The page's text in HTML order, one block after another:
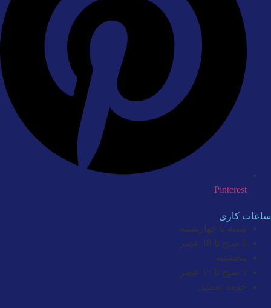
Pinterest
ساعات کاری
شنبه تا چهارشنبه
8 صبح تا 18 عصر
پنجشنبه
9 صبح تا 15 عصر
جمعه تعطیل